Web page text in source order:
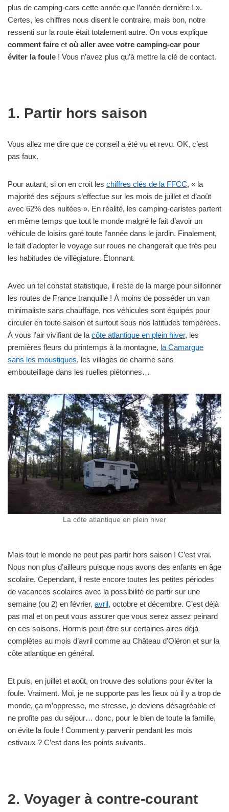
plus de camping-cars cette année que l’année dernière ! ».
Certes, les chiffres nous disent le contraire, mais bon, notre
ressenti sur la route était totalement autre. On vous explique
comment faire et où aller avec votre camping-car pour
éviter la foule ! Vous n’avez plus qu’à mettre la clé de contact.
1. Partir hors saison
Vous allez me dire que ce conseil a été vu et revu. OK, c’est
pas faux.
Pour autant, si on en croit les chiffres clés de la FFCC, « la
majorité des séjours s’effectue sur les mois de juillet et d’août
avec 62% des nuitées ». En réalité, les camping-caristes partent
en même temps que tout le monde malgré le fait d’avoir un
véhicule de loisirs garé toute l’année dans le jardin. Finalement,
le fait d’adopter le voyage sur roues ne changerait que très peu
les habitudes de villégiature. Étonnant.
Avec un tel constat statistique, il reste de la marge pour sillonner
les routes de France tranquille ! À moins de posséder un van
minimaliste sans chauffage, nos véhicules sont équipés pour
circuler en toute saison et surtout sous nos latitudes tempérées.
À vous l’air vivifiant de la côte atlantique en plein hiver, les
premières fleurs du printemps à la montagne, la Camargue
sans les moustiques, les villages de charme sans
embouteillage dans les ruelles piétonnes…
La côte atlantique en plein hiver
Mais tout le monde ne peut pas partir hors saison ! C’est vrai.
Nous non plus d’ailleurs puisque nous avons des enfants en âge
scolaire. Cependant, il reste encore toutes les petites périodes
de vacances scolaires avec la possibilité de partir sur une
semaine (ou 2) en février, avril, octobre et décembre. C’est déjà
pas mal et on peut vous assurer que vous serez assez peinard
en ces saisons. Hormis peut-être sur certaines aires déjà
complètes au mois d’avril comme au Château d’Oléron et sur la
côte atlantique en général.
Et puis, en juillet et août, on trouve des solutions pour éviter la
foule. Vraiment. Moi, je ne supporte pas les lieux où il y a trop de
monde, ça m’oppresse, me stresse, je deviens désagréable et
ne profite pas du séjour… donc, pour le bien de toute la famille,
on évite la foule ! Comment y parvenir pendant les mois
estivaux ? C’est dans les points suivants.
2. Voyager à contre-courant